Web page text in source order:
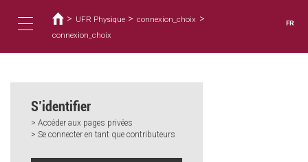
contenu
Toggle
navigation
êtes
ici
> UFR Physique > connexion_choix >
connexion_choix
FR
S’identifier
> Accéder aux pages privées
> Se connecter en tant que contributeurs